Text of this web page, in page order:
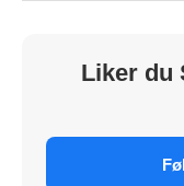
Liker du